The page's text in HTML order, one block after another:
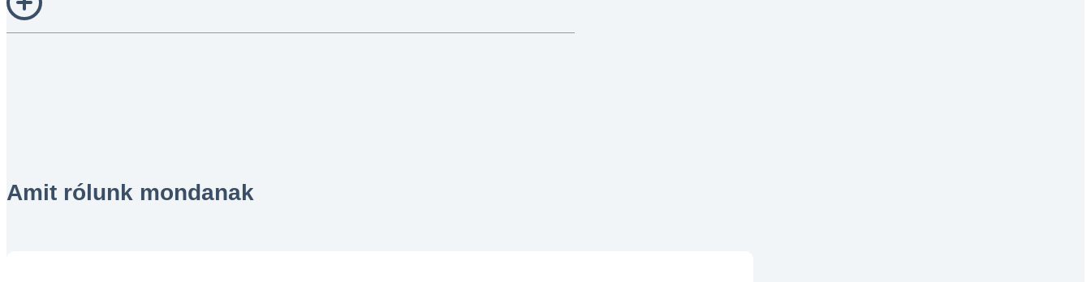
Amit rólunk mondanak